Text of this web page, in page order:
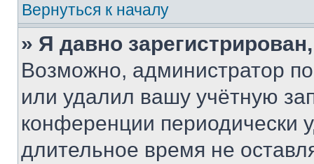
Вернуться к началу
» Я давно
Возможно, администратор
или удалил вашу учётную
конференции периодически
длительное время не